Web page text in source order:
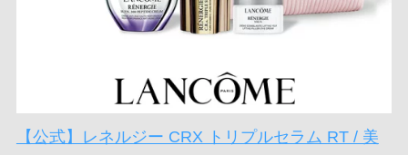
【公式】レネルジー CRX トリプルセラム RT / 美